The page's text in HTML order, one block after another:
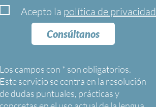
Acepto la política de privacidad
Consúltanos
Los campos con * son obligatorios